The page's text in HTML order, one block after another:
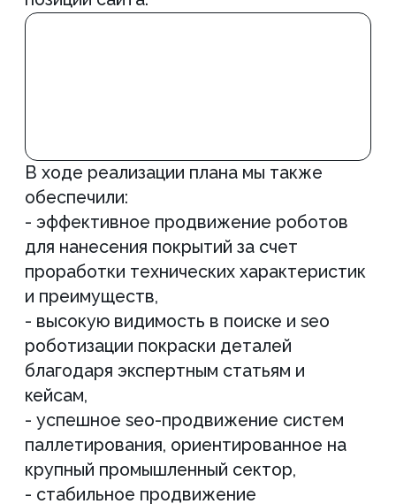
“Задайте нам все
интересующие вас вопросы”
Александр Рабушко – основатель
и директор Аксиом
Ознакомьтесь с полным списком
работ по вашему сайту до начала
сотрудничества, оставьте заявку на
бесплатную консультацию